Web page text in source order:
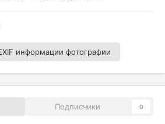
информации фотографии
Подписчики 0